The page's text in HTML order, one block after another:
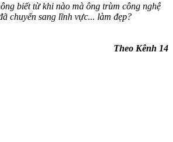
biết từ khi nào mà ông trùm công nghệ
chuyển sang lĩnh vực... làm đẹp?
Theo Kênh 14